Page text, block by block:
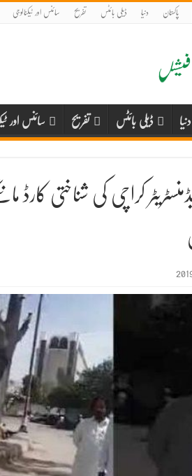
پاکستان دنیا ڈیلی بائٹس تفریح سائنس اور ٹیکنالوجی
دنیا ڈیلی بائٹس تفریح سائنس اور
کراچی کی شناختی